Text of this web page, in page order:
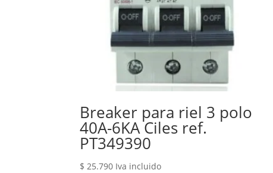
Breaker para riel 3 polo
40A-6KA Ciles ref.
PT349390
$ 25.790 Iva incluido